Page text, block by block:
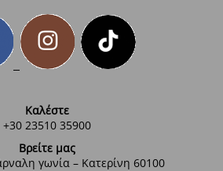
Καλέστε
+30 23510 35900
Βρείτε μας
γωνία – Κατερίνη 60100